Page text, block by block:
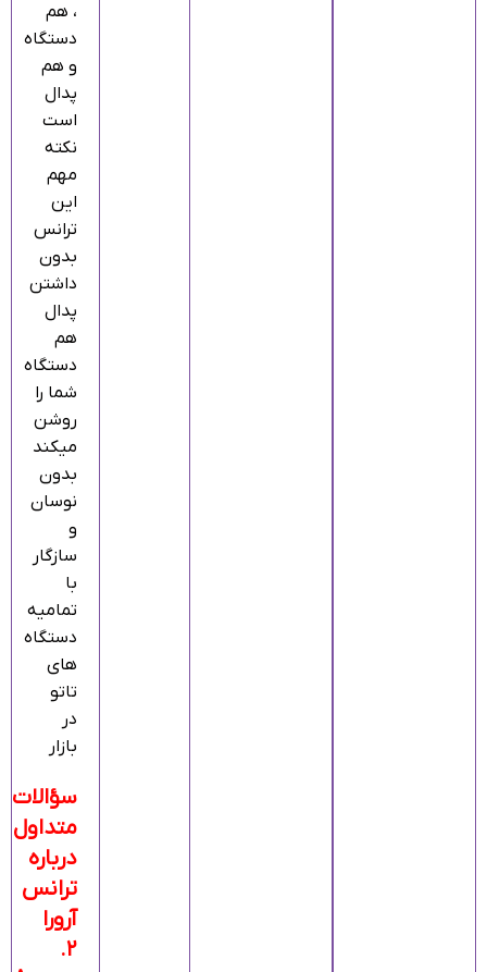
، هم
دستگاه
و هم
پدال
است
نکته
مهم
این
ترانس
بدون
داشتن
پدال
هم
دستگاه
شما را
روشن
میکند
بدون
نوسان
و
سازگار
با
تمامیه
دستگاه
های
تاتو
در
بازار
سؤالات
متداول
درباره
ترانس
آرورا
۲.